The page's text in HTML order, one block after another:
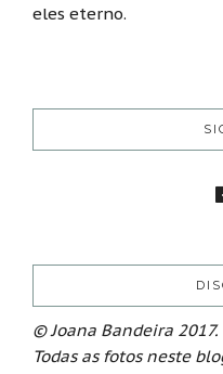
eles eterno.
© Joana Bandeira
Todas as fotos neste